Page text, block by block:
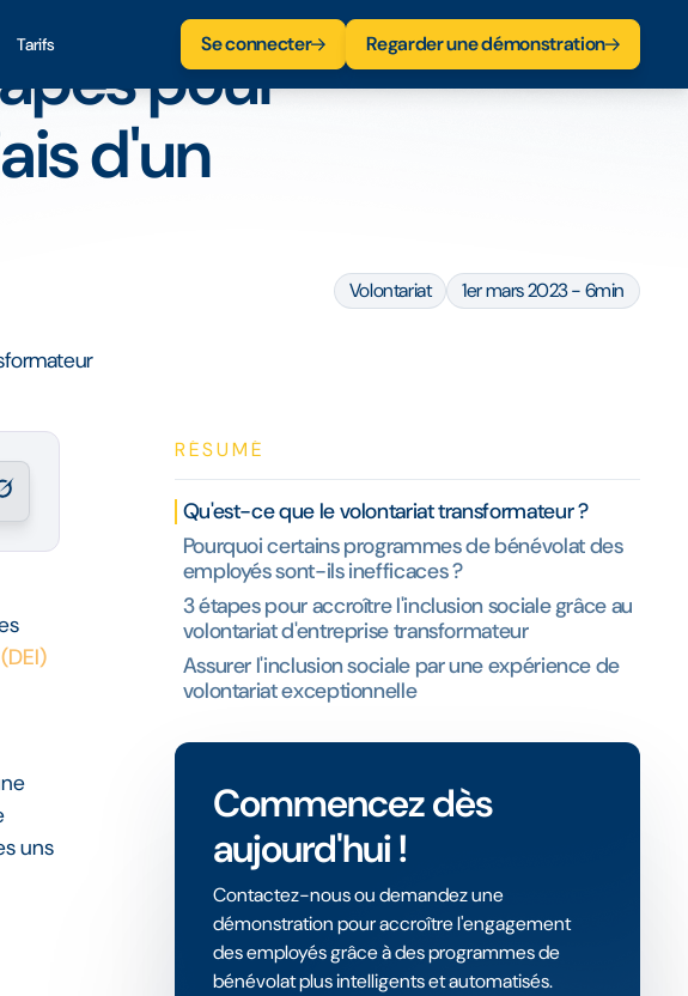
Tarifs Se connecter Regarder une démonstration
transformateur
pour
d'un
Volontariat 1er mars 2023 - 6min
uns
RÉSUMÉ
Qu'est-ce que le volontariat transformateur ?
Pourquoi certains programmes de bénévolat des
employés sont-ils inefficaces ? ‍
3 étapes pour accroître l'inclusion sociale grâce au
volontariat d'entreprise transformateur
Assurer l'inclusion sociale par une expérience de
volontariat exceptionnelle
Commencez dès
aujourd'hui !
Contactez-nous ou demandez une
démonstration pour accroître l'engagement
des employés grâce à des programmes de
bénévolat plus intelligents et automatisés.